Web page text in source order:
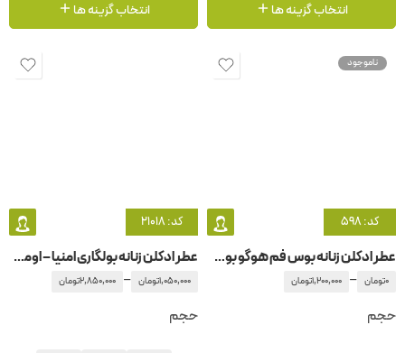
انتخاب گزینه ها انتخاب گزینه ها
ناموجود
کد: 598
عطر ادکلن زنانه بوس فم هوگو بوس-هوگو باس
0تومان –
1,200,000تومان
حجم
کد: 21018
عطر ادکلن زنانه بولگاری امنیا – اومنیا پینک سفیر
1,050,000تومان –
2,850,000تومان
حجم